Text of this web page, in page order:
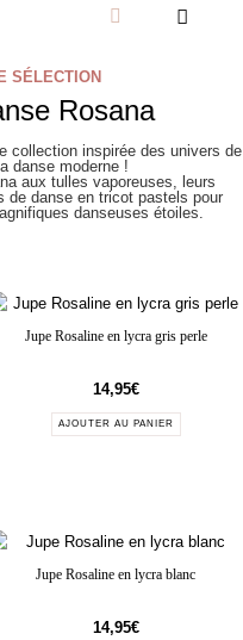
SÉLECTION
Rosana
collection inspirée des univers de
danse moderne !
aux tulles vaporeuses, leurs
de danse en tricot pastels pour
danseuses étoiles.
Jupe Rosaline en lycra gris perle
14,95€
AJOUTER AU PANIER
Jupe Rosaline en lycra blanc
14,95€